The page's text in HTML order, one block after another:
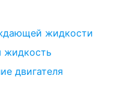
жидкости
жидкость
двигателя